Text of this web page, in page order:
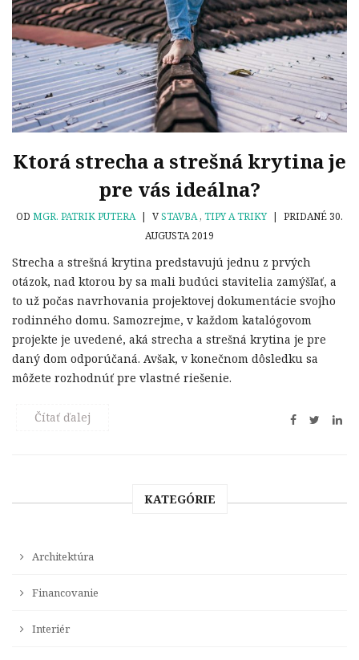
Ktorá strecha a strešná krytina je
pre vás ideálna?
OD MGR. PATRIK PUTERA | VSTAVBA, TIPY A TRIKY | PRIDANÉ 30.
AUGUSTA 2019
Strecha a strešná krytina predstavujú jednu z prvých
otázok, nad ktorou by sa mali budúci stavitelia zamýšľať, a
to už počas navrhovania projektovej dokumentácie svojho
rodinného domu. Samozrejme, v každom katalógovom
projekte je uvedené, aká strecha a strešná krytina je pre
daný dom odporúčaná. Avšak, v konečnom dôsledku sa
môžete rozhodnúť pre vlastné riešenie.
Čítať ďalej
KATEGÓRIE
Architektúra
Financovanie
Interiér